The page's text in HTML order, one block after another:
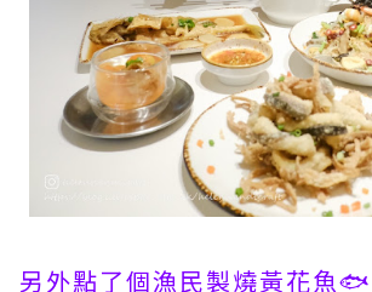
另外點了個漁民製燒黃花魚